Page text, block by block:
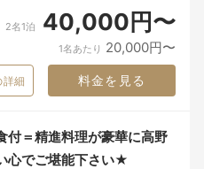
2名1泊 40,000円〜
1名あたり 20,000円〜
詳細 料金を見る
付＝精進料理が豪華に高野
心でご堪能下さい★